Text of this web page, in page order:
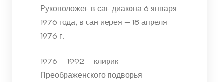
Рукоположен в сан диакона 6 января
1976 года, в сан иерея — 18 апреля
1976 г.
1976 — 1992 — клирик
Преображенского подворья